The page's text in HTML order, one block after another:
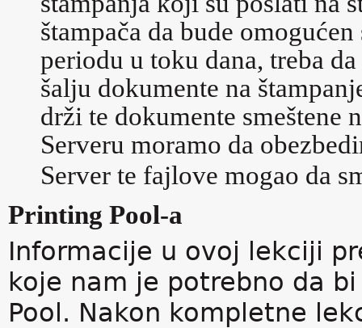
štampača da bude
periodu u toku dana, treba
šalju dokumente na
drži te dokumente smeštene
Serveru moramo da
Server te fajlove mogao da
Printing Pool-a
Informacije u ovoj lekciji
koje nam je potrebno da
Pool. Nakon kompletne